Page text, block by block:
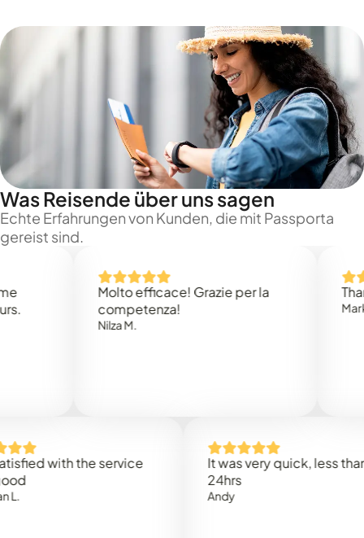
Was Reisende über uns sagen
Echte Erfahrungen von Kunden, die mit Passporta
gereist sind.
Molto efficace! Grazie per la
competenza!
Thank
Mark N.
with the service
It was very quick, less than